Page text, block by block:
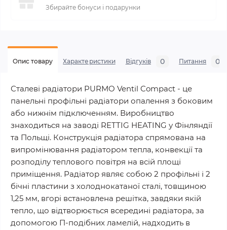
Збирайте бонуси і подарунки
Опис товару Характеристики Відгуків 0 Питання 0
Сталеві радіатори PURMO Ventil Compact - це
панельні профільні радіатори опалення з боковим
або нижнім підключенням. Виробництво
знаходиться на заводі RETTIG HEATING у Фінляндії
та Польщі. Конструкція радіатора спрямована на
випромінювання радіатором тепла, конвекції та
розподілу теплового повітря на всій площі
приміщення. Радіатор являє собою 2 профільні і 2
бічні пластини з холоднокатаної сталі, товщиною
1,25 мм, вгорі встановлена ​​решітка, завдяки якій
тепло, що відтворюється всередині радіатора, за
допомогою П-подібних ламелій, надходить в